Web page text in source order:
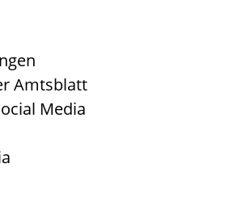
Amtsblatt
Media